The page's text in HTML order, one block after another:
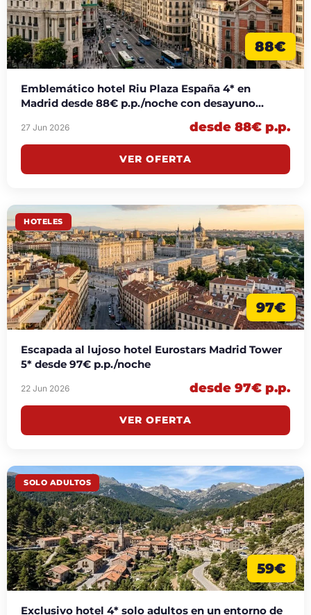
88€
Emblemático hotel Riu Plaza España 4* en
Madrid desde 88€ p.p./noche con desayuno
27 Jun 2026 desde 88€ p.p.
VER OFERTA
HOTELES
97€
Escapada al lujoso hotel Eurostars Madrid Tower
5* desde 97€ p.p./noche
22 Jun 2026 desde 97€ p.p.
VER OFERTA
SOLO ADULTOS
59€
Exclusivo hotel 4* solo adultos en un entorno de